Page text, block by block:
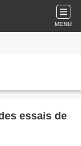
MENU
essais de